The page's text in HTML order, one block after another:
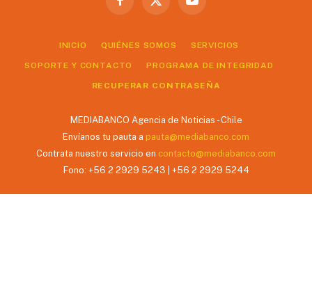
Facebook
X
YouTube
INICIO QUIÉNES SOMOS SERVICIOS
SOPORTE Y CONTACTO PROGRAMA DE INTEGRIDAD
RECUPERAR CONTRASEÑA
MEDIABANCO Agencia de Noticias - Chile
Envíanos tu pauta a pauta@mediabanco.com
Contrata nuestro servicio en contacto@mediabanco.com
Fono: +56 2 2929 5243 | +56 2 2929 5244